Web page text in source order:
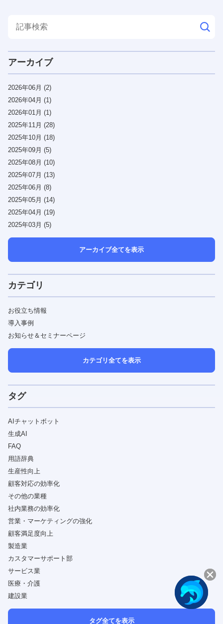
アーカイブ
2026年06月 (2)
2026年04月 (1)
2026年01月 (1)
2025年11月 (28)
2025年10月 (18)
2025年09月 (5)
2025年08月 (10)
2025年07月 (13)
2025年06月 (8)
2025年05月 (14)
2025年04月 (19)
2025年03月 (5)
アーカイブ全てを表示
カテゴリ
お役立ち情報
導入事例
お知らせ＆セミナーページ
カテゴリ全てを表示
タグ
AIチャットボット
生成AI
FAQ
用語辞典
生産性向上
顧客対応の効率化
その他の業種
社内業務の効率化
営業・マーケティングの強化
顧客満足度向上
製造業
カスタマーサポート部
サービス業
医療・介護
建設業
タグ全てを表示